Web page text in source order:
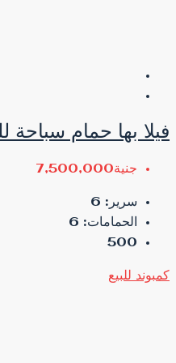
فيلا بها حمام سباحة
جنية7,500,000
سرير: 6
الحمامات: 6
500
كمبوند للبيع